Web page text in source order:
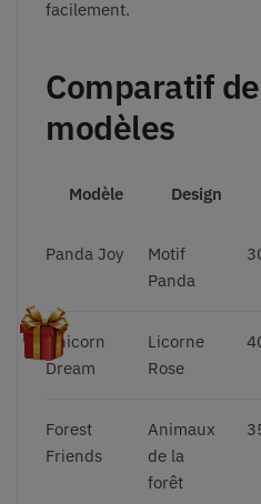
facilement.
Comparatif
modèles
Modèle Design
Panda Joy
Motif
Panda
Unicorn
Dream
Licorne
Rose
Forest
Friends
Animaux
de la
forêt